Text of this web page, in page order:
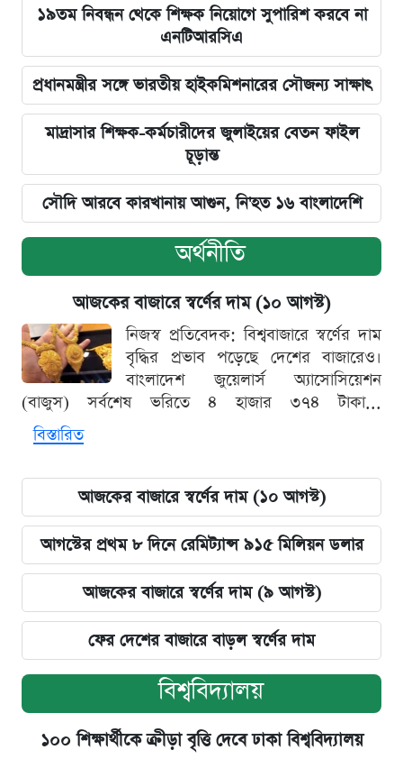
১৯তম নিবন্ধন থেকে শিক্ষক নিয়োগে সুপারিশ করবে না
এনটিআরসিএ
প্রধানমন্ত্রীর সঙ্গে ভারতীয় হাইকমিশনারের সৌজন্য সাক্ষাৎ
মাদ্রাসার শিক্ষক-কর্মচারীদের জুলাইয়ের বেতন ফাইল
চূড়ান্ত
সৌদি আরবে কারখানায় আগুন, নি'হত ১৬ বাংলাদেশি
অর্থনীতি
আজকের বাজারে স্বর্ণের দাম (১০ আগস্ট)
নিজস্ব প্রতিবেদক: বিশ্ববাজারে স্বর্ণের দাম
বৃদ্ধির প্রভাব পড়েছে দেশের বাজারেও।
বাংলাদেশ জুয়েলার্স অ্যাসোসিয়েশন
(বাজুস) সর্বশেষ ভরিতে ৪ হাজার ৩৭৪ টাকা...
বিস্তারিত
আজকের বাজারে স্বর্ণের দাম (১০ আগস্ট)
আগস্টের প্রথম ৮ দিনে রেমিট্যান্স ৯১৫ মিলিয়ন ডলার
আজকের বাজারে স্বর্ণের দাম (৯ আগস্ট)
ফের দেশের বাজারে বাড়ল স্বর্ণের দাম
বিশ্ববিদ্যালয়
১০০ শিক্ষার্থীকে ক্রীড়া বৃত্তি দেবে ঢাকা বিশ্ববিদ্যালয়